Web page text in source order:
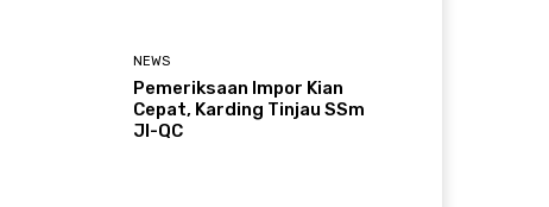
NEWS
Pemeriksaan Impor Kian
Cepat, Karding Tinjau SSm
JI-QC